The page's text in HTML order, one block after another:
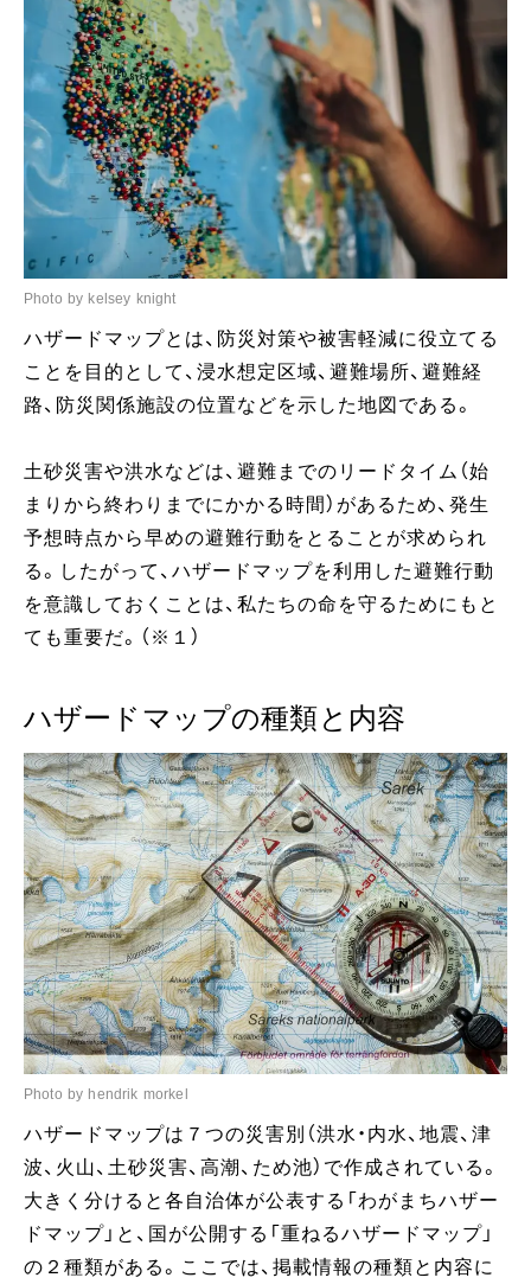
Photo by kelsey knight
ハザードマップとは、防災対策や被害軽減に役立てる
ことを目的として、浸水想定区域、避難場所、避難経
路、防災関係施設の位置などを示した地図である。
土砂災害や洪水などは、避難までのリードタイム（始
まりから終わりまでにかかる時間）があるため、発生
予想時点から早めの避難行動をとることが求められ
る。したがって、ハザードマップを利用した避難行動
を意識しておくことは、私たちの命を守るためにもと
ても重要だ。（※１）
ハザードマップの種類と内容
Photo by hendrik morkel
ハザードマップは７つの災害別（洪水・内水、地震、津
波、火山、土砂災害、高潮、ため池）で作成されている。
大きく分けると各自治体が公表する「わがまちハザー
ドマップ」と、国が公開する「重ねるハザードマップ」
の２種類がある。ここでは、掲載情報の種類と内容に